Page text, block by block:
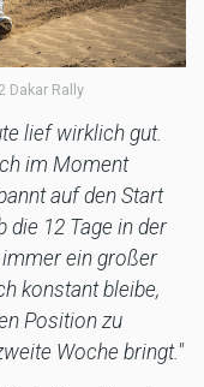
Dakar Rally
lief wirklich gut.
im Moment
auf den Start
die 12 Tage in der
ein großer
konstant bleibe,
Position zu
Woche bringt."